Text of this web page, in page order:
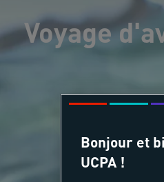
Voyage
Bonjour et
UCPA !